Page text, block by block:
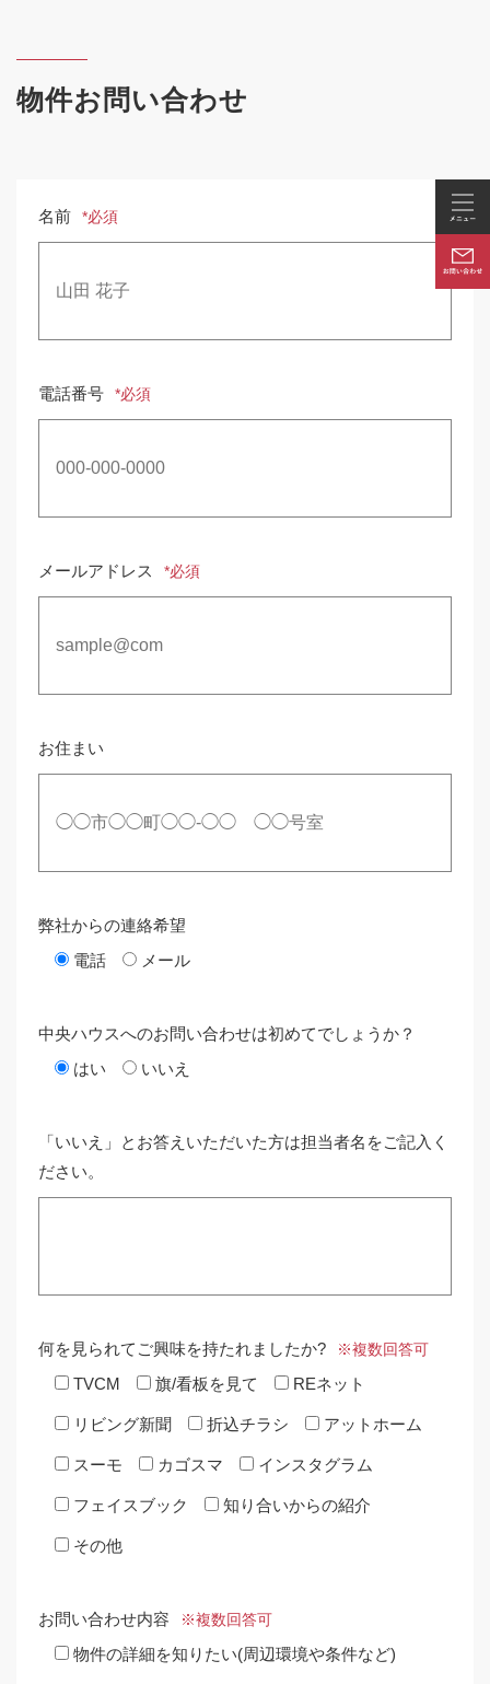
物件お問い合わせ
名前 *必須
電話番号 *必須
メールアドレス *必須
お住まい
弊社からの連絡希望
電話
メール
中央ハウスへのお問い合わせは初めてでしょうか？
はい
いいえ
「いいえ」とお答えいただいた方は担当者名をご記入く
ださい。
何を見られてご興味を持たれましたか? ※複数回答可
TVCM 旗/看板を見て REネット
リビング新聞 折込チラシ アットホーム
スーモ カゴスマ インスタグラム
フェイスブック 知り合いからの紹介
その他
お問い合わせ内容 ※複数回答可
物件の詳細を知りたい(周辺環境や条件など)